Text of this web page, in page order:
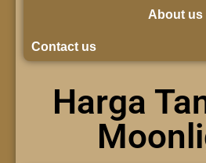
About us
Contact us
Harga